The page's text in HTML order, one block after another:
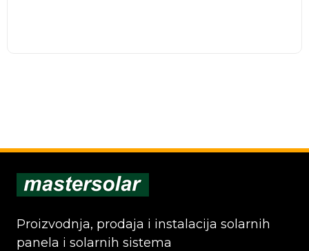
Proizvodnja, prodaja i instalacija solarnih
panela i solarnih sistema